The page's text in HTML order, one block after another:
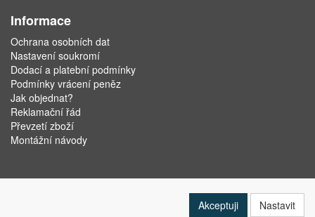
Informace
Ochrana osobních dat
Nastavení soukromí
Dodací a platební podmínky
Podmínky vrácení peněz
Jak objednat?
Reklamační řád
Převzetí zboží
Montážní návody
Akceptuji Nastavit